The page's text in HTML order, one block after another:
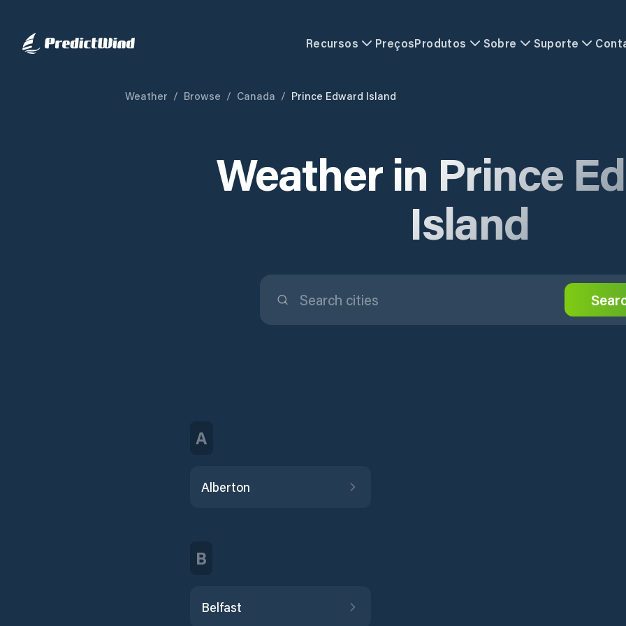
Recursos PreçosProdutos Sobre Suporte
Weather / Browse / Canada / Prince Edward Island
Weather in Prince
Island
A
Alberton
B
Belfast